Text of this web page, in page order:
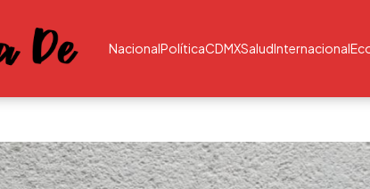
NacionalPolíticaCDMXSaludInternacional